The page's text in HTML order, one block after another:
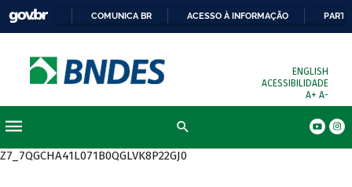
COMUNICA BR ACESSO À INFORMAÇÃO
ENGLISH
ACESSIBILIDADE
A+ A-
Z7_7QGCHA41L071B0QGLVK8P22GJ0